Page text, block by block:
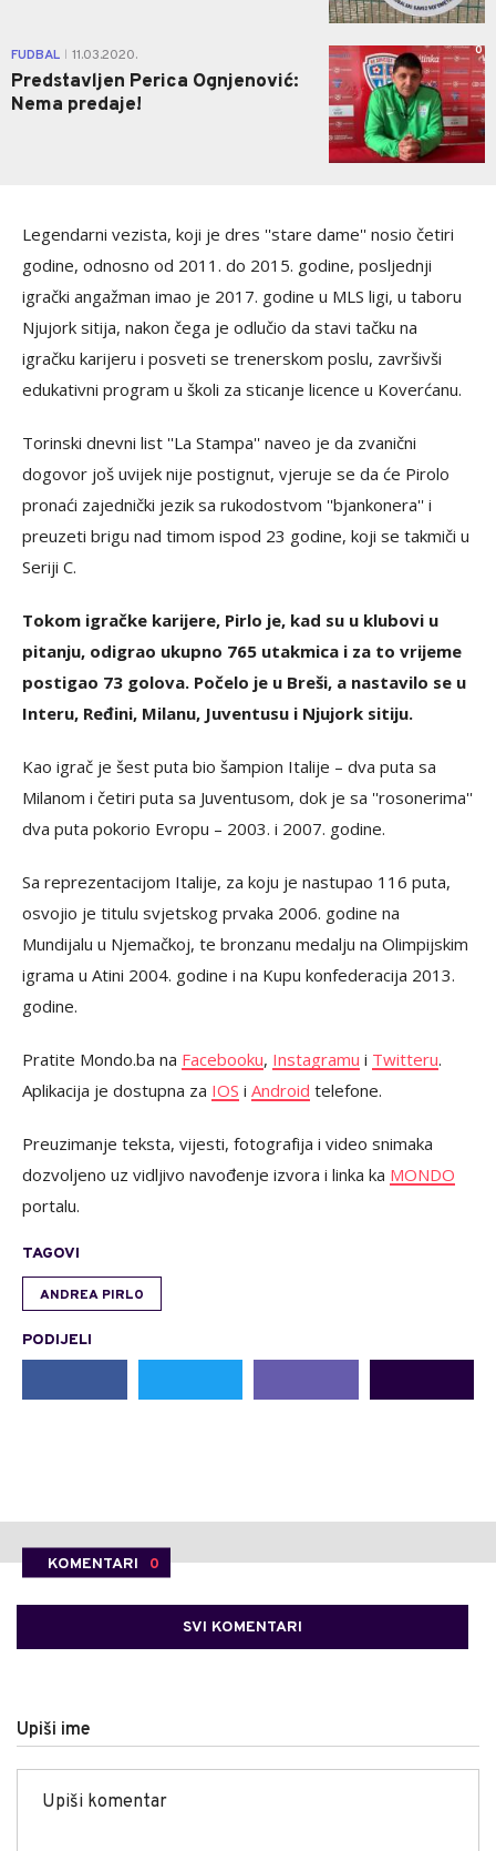
FUDBAL 11.03.2020.
Predstavljen Perica Ognjenović:
Nema predaje!
0
Legendarni vezista, koji je dres ''stare dame'' nosio četiri
godine, odnosno od 2011. do 2015. godine, posljednji
igrački angažman imao je 2017. godine u MLS ligi, u taboru
Njujork sitija, nakon čega je odlučio da stavi tačku na
igračku karijeru i posveti se trenerskom poslu, završivši
edukativni program u školi za sticanje licence u Koverćanu.
Torinski dnevni list ''La Stampa'' naveo je da zvanični
dogovor još uvijek nije postignut, vjeruje se da će Pirolo
pronaći zajednički jezik sa rukodostvom ''bjankonera'' i
preuzeti brigu nad timom ispod 23 godine, koji se takmiči u
Seriji C.
Tokom igračke karijere, Pirlo je, kad su u klubovi u
pitanju, odigrao ukupno 765 utakmica i za to vrijeme
postigao 73 golova. Počelo je u Breši, a nastavilo se u
Interu, Ređini, Milanu, Juventusu i Njujork sitiju.
Kao igrač je šest puta bio šampion Italije – dva puta sa
Milanom i četiri puta sa Juventusom, dok je sa ''rosonerima''
dva puta pokorio Evropu – 2003. i 2007. godine.
Sa reprezentacijom Italije, za koju je nastupao 116 puta,
osvojio je titulu svjetskog prvaka 2006. godine na
Mundijalu u Njemačkoj, te bronzanu medalju na Olimpijskim
igrama u Atini 2004. godine i na Kupu konfederacija 2013.
godine.
Pratite Mondo.ba na Facebooku, Instagramu i Twitteru.
Aplikacija je dostupna za IOS i Android telefone.
Preuzimanje teksta, vijesti, fotografija i video snimaka
dozvoljeno uz vidljivo navođenje izvora i linka ka MONDO
portalu.
TAGOVI
ANDREA PIRLO
PODIJELI
KOMENTARI 0
SVI KOMENTARI
Upiši ime